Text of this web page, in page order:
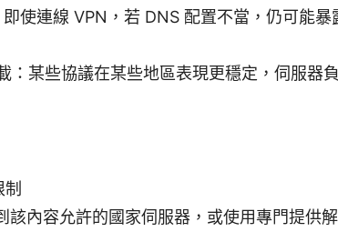
使連線 VPN，若 DNS 配置不當，仍可能暴
：某些協議在某些地區表現更穩定，伺服器
該內容允許的國家伺服器，或使用專門提供